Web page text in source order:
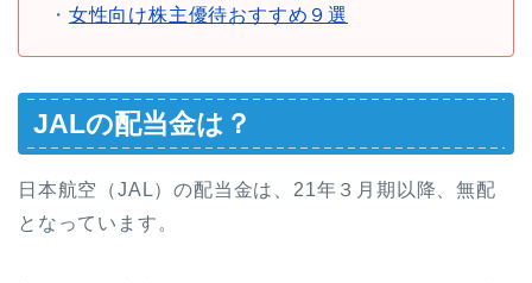
・ 女性向け株主優待おすすめ９選
JALの配当金は？
日本航空（JAL）の配当金は、21年３月期以降、無配
となっています。